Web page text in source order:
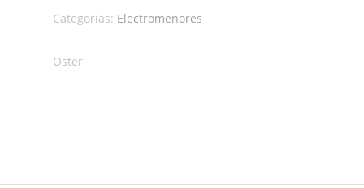
Categorias: Electromenores
Oster